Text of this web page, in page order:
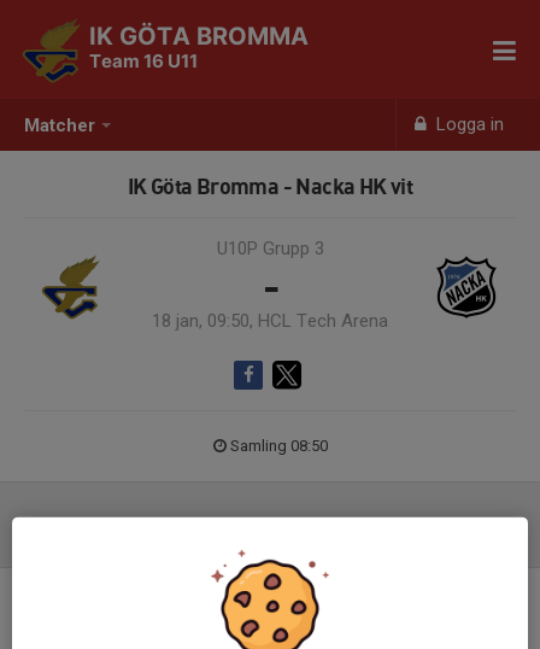
Matcher Logga in
IK GÖTA BROMMA
Team 16 U11
IK Göta Bromma - Nacka HK vit
U10P Grupp 3
-
18 jan, 09:50, HCL Tech Arena
Samling 08:50
Ingen uppställning ifylld